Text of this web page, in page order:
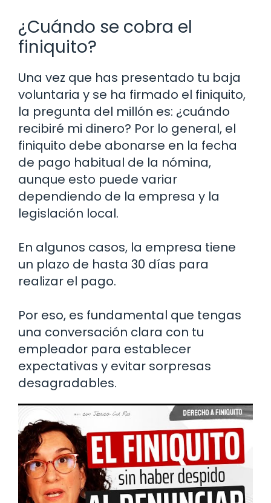
¿Cuándo se cobra el
finiquito?
Una vez que has presentado tu baja
voluntaria y se ha firmado el finiquito,
la pregunta del millón es: ¿cuándo
recibiré mi dinero? Por lo general, el
finiquito debe abonarse en la fecha
de pago habitual de la nómina,
aunque esto puede variar
dependiendo de la empresa y la
legislación local.
En algunos casos, la empresa tiene
un plazo de hasta 30 días para
realizar el pago.
Por eso, es fundamental que tengas
una conversación clara con tu
empleador para establecer
expectativas y evitar sorpresas
desagradables.